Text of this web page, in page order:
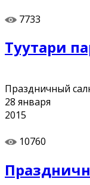
7733
Туутари
Праздничный
28 января
2015
10760